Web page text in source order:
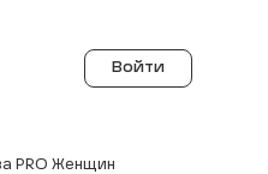
Войти
PRO Женщин